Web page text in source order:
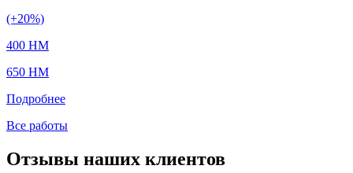
(+20%)
400 HM
650 HM
Подробнее
Все работы
Отзывы наших клиентов